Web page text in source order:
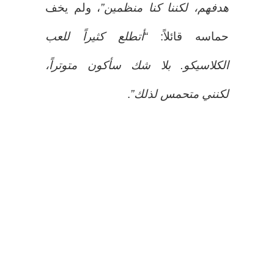
هدفهم، لكننا كنا منظمين”، ولم يخف
حماسه قائلاً:“أتطلع كثيراً للعب
الكلاسيكو. بلا شك سأكون متوتراً،
لكنني متحمس لذلك”.